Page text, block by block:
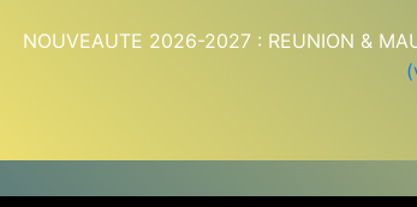
NOUVEAUTE 2026-2027 : REUNION &